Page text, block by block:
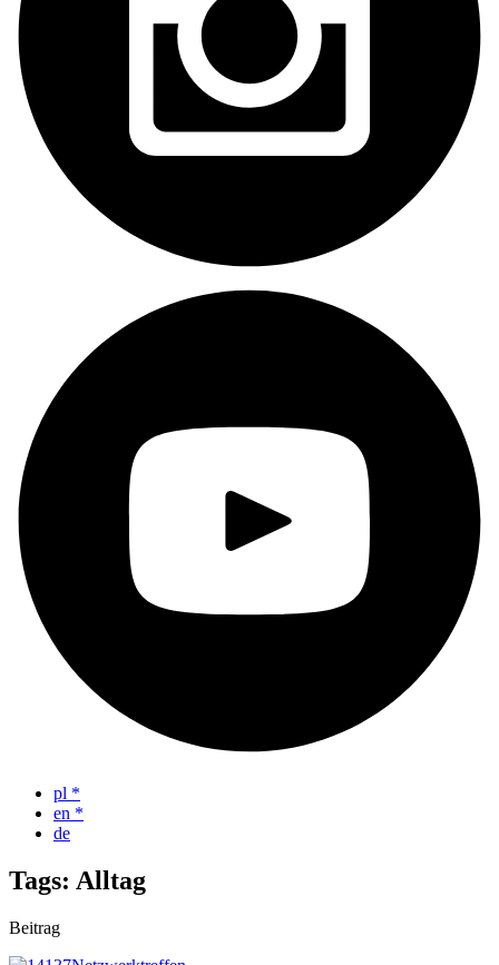
pl *
en *
de
Tags: Alltag
Beitrag